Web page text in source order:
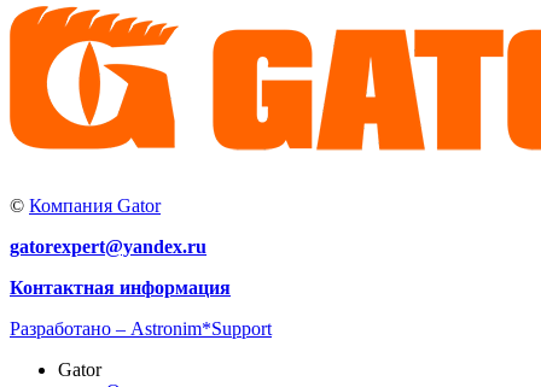
© Компания Gator
gatorexpert@yandex.ru
Контактная информация
Разработано – Astronim*Support
Gator